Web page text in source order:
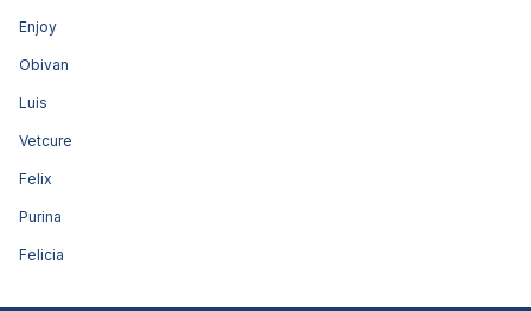
Enjoy
Obivan
Luis
Vetcure
Felix
Purina
Felicia